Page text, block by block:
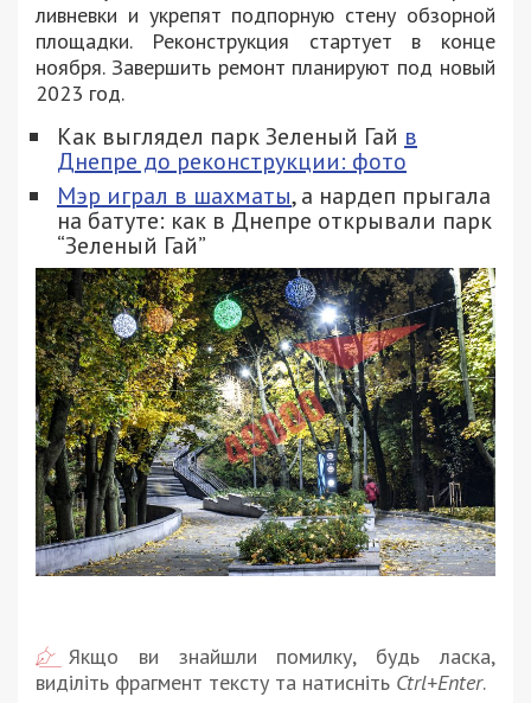
ливневки и укрепят подпорную стену обзорной
площадки. Реконструкция стартует в конце
ноября. Завершить ремонт планируют под новый
2023 год.
Как выглядел парк Зеленый Гай в
Днепре до реконструкции: фото
Мэр играл в шахматы, а нардеп прыгала
на батуте: как в Днепре открывали парк
“Зеленый Гай”
Якщо ви знайшли помилку, будь ласка,
виділіть фрагмент тексту та натисніть Ctrl+Enter.